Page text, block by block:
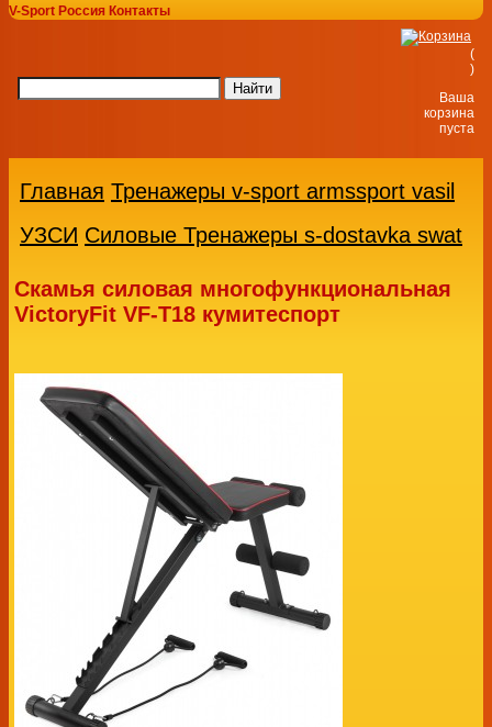
V-Sport Россия Контакты
(
)
Ваша
корзина
пуста
Главная Тренажеры v-sport armssport vasil
УЗСИ Силовые Тренажеры s-dostavka swat
Скамья силовая многофункциональная
VictoryFit VF-T18 кумитеспорт